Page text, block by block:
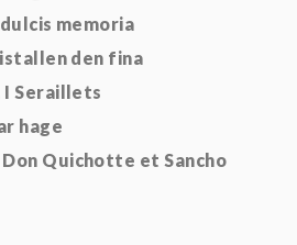
memoria
den fina
I Seraillets
hage
Quichotte et Sancho